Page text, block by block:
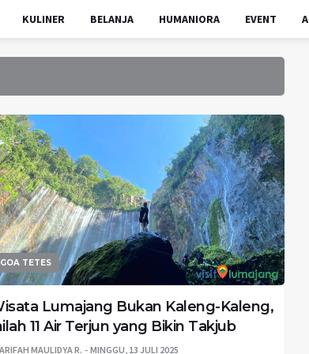
KULINER BELANJA HUMANIORA EVENT
GOA TETES
Lumajang Bukan Kaleng-Kaleng,
11 Air Terjun yang Bikin Takjub
MAULIDYA R. MINGGU, 13 JULI 2025